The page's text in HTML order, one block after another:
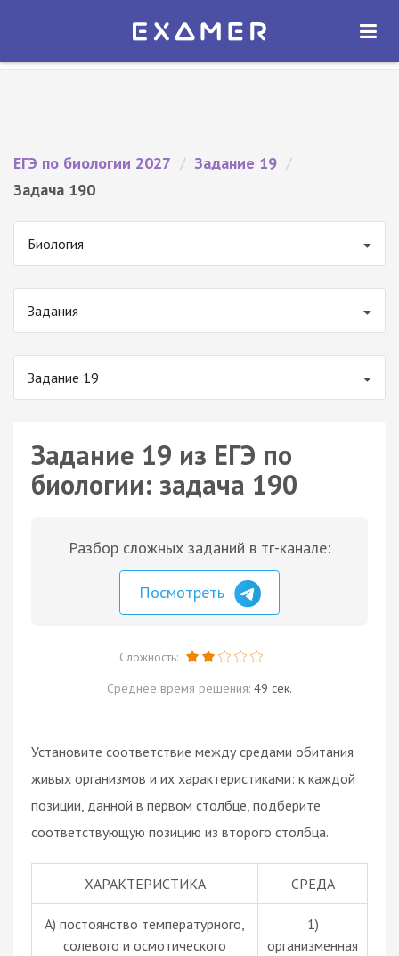
Экзамер — ЕГЭ 2027
ОТКРЫТЬ
ЕГЭ по биологии 2027 / Задание 19 /
Задача 190
Биология
Задания
Задание 19
Задание 19 из ЕГЭ по
биологии: задача 190
Разбор сложных заданий в тг-канале:
Посмотреть
Сложность:
Среднее время решения: 49 сек.
Установите соответствие между средами обитания
живых организмов и их характеристиками: к каждой
позиции, данной в первом столбце, подберите
соответствующую позицию из второго столбца.
ХАРАКТЕРИСТИКА СРЕДА
А) постоянство температурного,
солевого и осмотического
1)
организменная